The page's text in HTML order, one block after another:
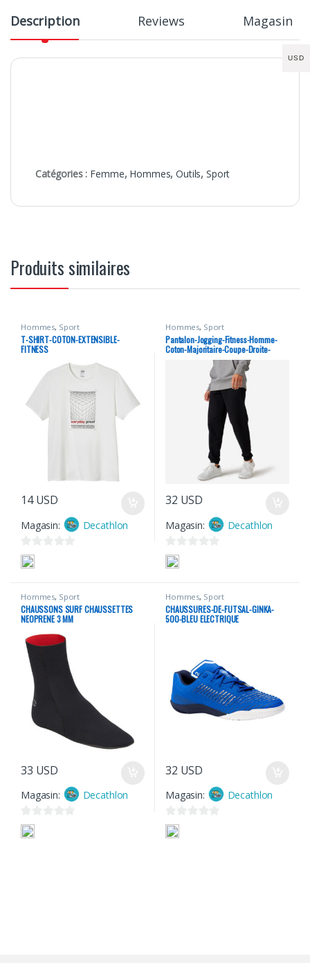
Description Reviews Magasin
Catégories : Femme, Hommes,Outils,Sport
Produits similaires
Hommes, Sport
T-SHIRT-COTON-EXTENSIBLE-
FITNESS
14USD
Magasin: Decathlon
0
s
r
5
Hommes, Sport
Pantalon-Jogging-Fitness-Homme-
Coton-Majoritaire-Coupe-Droite-
Essentials-Noir
32 USD
Magasin: Decathlon
0
s
r
5
Hommes, Sport
CHAUSSONS SURF CHAUSSETTES
NEOPRENE 3 MM
33 USD
Magasin: Decathlon
0
s
Hommes, Sport
CHAUSSURES-DE-FUTSAL-GINKA-
500-BLEU ELECTRIQUE
32 USD
Magasin: Decathlon
0
s
USD